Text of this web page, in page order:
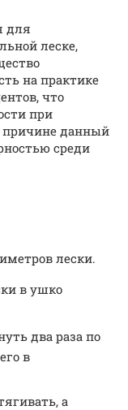
для
леске,
на практике
что
при
причине данный
среди
лески.
в ушко
два раза по
в
а